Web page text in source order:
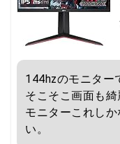
144hzのモニター
そこそこ画面も綺
モニターこれし
い。